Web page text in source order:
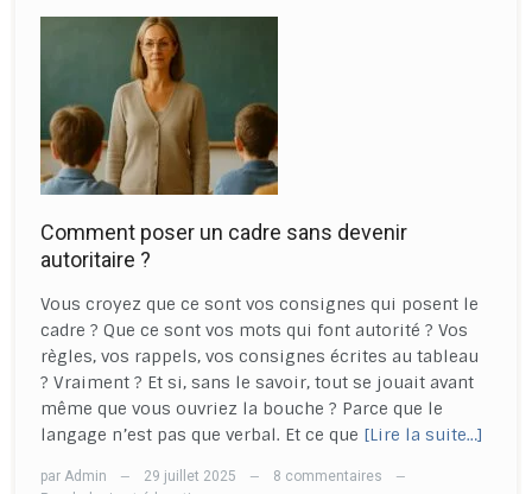
Comment poser un cadre sans devenir
autoritaire ?
Vous croyez que ce sont vos consignes qui posent le
cadre ? Que ce sont vos mots qui font autorité ? Vos
règles, vos rappels, vos consignes écrites au tableau
? Vraiment ? Et si, sans le savoir, tout se jouait avant
même que vous ouvriez la bouche ? Parce que le
langage n’est pas que verbal. Et ce que [Lire la suite…]
par Admin — 29 juillet 2025 — 8 commentaires —